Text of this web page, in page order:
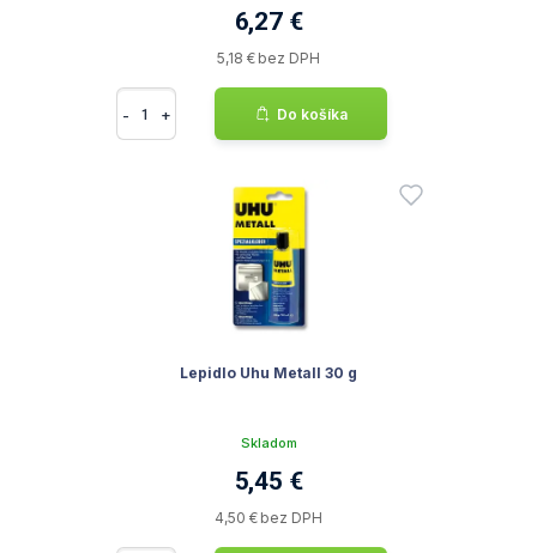
6,27 €
5,18 € bez DPH
- + Do košíka
Lepidlo Uhu Metall 30 g
Skladom
5,45 €
4,50 € bez DPH